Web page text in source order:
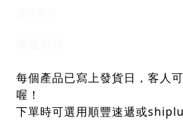
每個產品已寫上發貨日，客人
喔！
下單時可選用順豐速遞或